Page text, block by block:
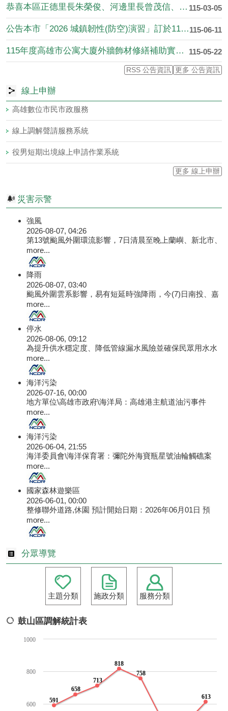
115-03-05
恭喜本區正德里長朱榮俊、河邊里長曾茂信、新民里長洪宗郁、壽山....
115-06-11
公告本市「2026 城鎮韌性(防空)演習」訂於115年8月7....
115-05-22
115年度高雄市公寓大廈外牆飾材修繕補助實施計畫
RSS 公告資訊 更多 公告資訊
線上申辦
高雄數位市民市政服務
線上調解聲請服務系統
役男短期出境線上申請作業系統
更多 線上申辦
災害示警
強風
2026-08-07, 04:26
第13號颱風外圍環流影響，7日清晨至晚上蘭嶼、新北市、
more...
降雨
2026-08-07, 03:40
颱風外圍雲系影響，易有短延時強降雨，今(7)日南投、嘉
more...
停水
2026-08-06, 09:12
為提升供水穩定度、降低管線漏水風險並確保民眾用水水
more...
海洋污染
2026-07-16, 00:00
地方單位\高雄市政府\海洋局：高雄港主航道油污事件
more...
海洋污染
2026-06-04, 21:55
海洋委員會\海洋保育署：彌陀外海寶瓶星號油輪觸礁案
more...
國家森林遊樂區
2026-06-01, 00:00
整修聯外道路,休園 預計開始日期：2026年06月01日 預
more...
分眾導覽
主題分類 施政分類 服務分類
鼓山區調解統計表
591
658
713
818
758
613
600
800
1000